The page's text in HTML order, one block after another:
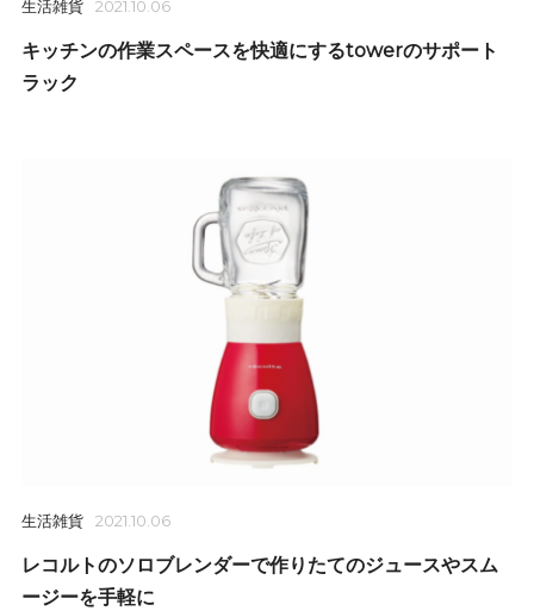
生活雑貨 2021.10.06
キッチンの作業スペースを快適にするtowerのサポート
ラック
生活雑貨 2021.10.06
レコルトのソロブレンダーで作りたてのジュースやスム
ージーを手軽に